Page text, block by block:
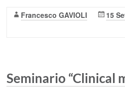
Francesco GAVIOLI 15
Seminario “Clinical